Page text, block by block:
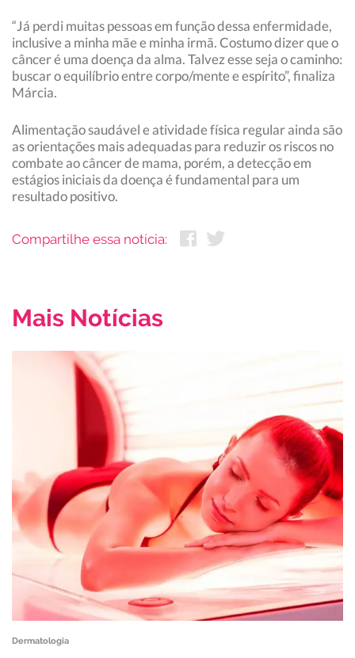
“Já perdi muitas pessoas em função dessa enfermidade,
inclusive a minha mãe e minha irmã. Costumo dizer que o
câncer é uma doença da alma. Talvez esse seja o caminho:
buscar o equilíbrio entre corpo/mente e espírito”, finaliza
Márcia.
Alimentação saudável e atividade física regular ainda são
as orientações mais adequadas para reduzir os riscos no
combate ao câncer de mama, porém, a detecção em
estágios iniciais da doença é fundamental para um
resultado positivo.
Compartilhe essa notícia:
Mais Notícias
Dermatologia